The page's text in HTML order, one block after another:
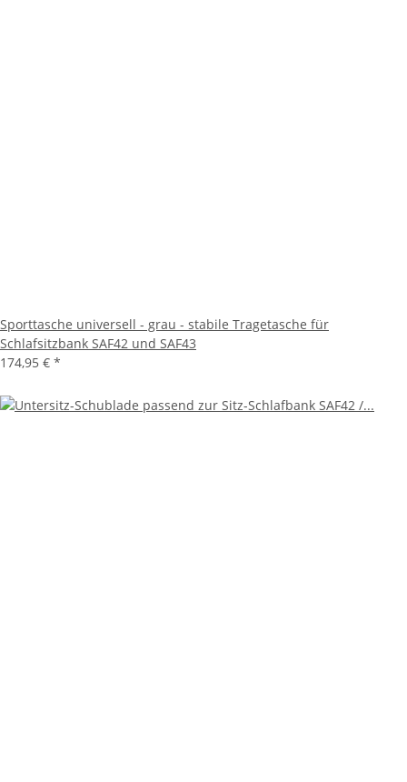
Sporttasche universell - grau - stabile Tragetasche für
Schlafsitzbank SAF42 und SAF43
174,95 € *